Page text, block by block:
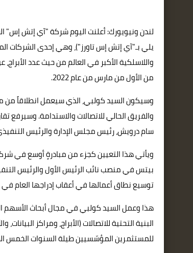
يلي بـ"آي إتش إس تاورز")، وهي إحدى الشركات
واللاسلكية الأكبر في العالم من حيث عدد
من الأول من مارس من عام 2022.
وسيكون السيد كولبي، الذي سيعمل انطلاقاً
والفريق الحالي للاتصالات والاستدامة.
سام درويش، رئيس مجلس الإدارة والرئيس
ويأتي هذا التعيين كجزء من مبادرةٍ أوسع في
توسيع نطاق أعمالها في أعقاب إدراجها العام
هذا وعمل السيد كولبي في مجال أبحاث الأسهم
البنية التحتية للاتصالات (الأبراج، ومراكز
للمستثمرين المؤسّسيين طيلة السنوات الخمس